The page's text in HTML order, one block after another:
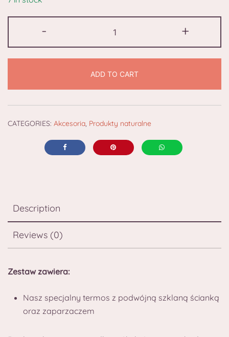
- +
ADD TO CART
CATEGORIES: Akcesoria, Produkty naturalne
Description
Reviews (0)
Zestaw zawiera:
Nasz specjalny termos z podwójną szklaną ścianką
oraz zaparzaczem